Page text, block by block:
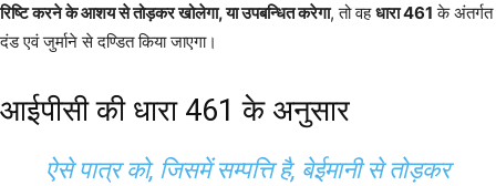
रिष्टि करने के आशय से तोड़कर खोलेगा, या उपबन्धित करेगा, तो वहधारा 461 के अंतर्गत
दंड एवं जुर्माने से दण्डित किया जाएगा।
आईपीसी की धारा 461 के अनुसार
ऐसे पात्र को, जिसमें सम्पत्ति है, बेईमानी से तोड़कर